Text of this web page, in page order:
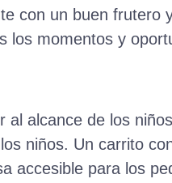
con un buen frutero
los momentos y
al alcance de los
niños. Un carrito
accesible para los